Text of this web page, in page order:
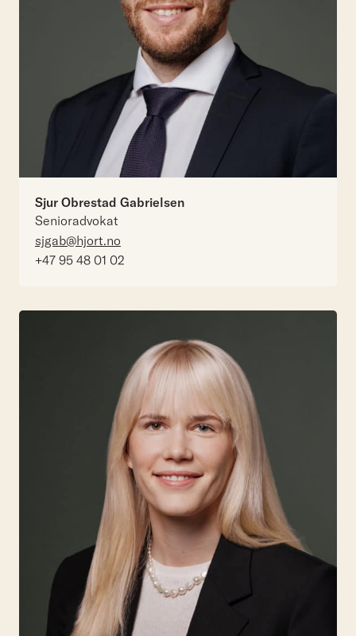
Sjur Obrestad Gabrielsen
Senioradvokat
sjgab@hjort.no
+47 95 48 01 02